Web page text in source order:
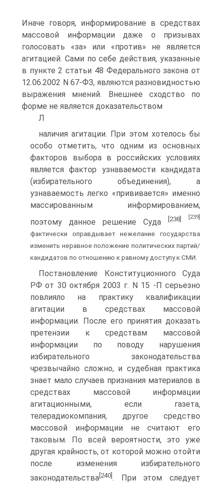
Иначе говоря, информирование в средствах
массовой информации даже о призывах
голосовать «за» или «против» не является
агитацией. Сами по себе действия, указанные
в пункте 2 статьи 48 Федерального закона от
12.06.2002 N 67-ФЗ, являются разновидностью
выражения мнений. Внешнее сходство по
форме не является доказательством
Л
наличия агитации. При этом хотелось бы
особо отметить, что одним из основных
факторов выбора в российских условиях
является фактор узнаваемости кандидата
(избирательного объединения), а
узнаваемость легко «прививается» именно
массированным информированием,
поэтому данное решение Суда
[238] [239]
фактически оправдывает нежелание государства
изменить неравное положение политических партий/
кандидатов по отношению к равному доступу к СМИ.
Постановление Конституционного Суда
РФ от 30 октября 2003 г. N 15 -П серьезно
повлияло на практику квалификации
агитации в средствах массовой
информации. После его принятия доказать
претензии к средствам массовой
информации по поводу нарушения
избирательного законодательства
чрезвычайно сложно, и судебная практика
знает мало случаев признания материалов в
средствах массовой информации
агитационными, если газета,
телерадиокомпания, другое средство
массовой информации не считают его
таковым. По всей вероятности, это уже
другая крайность, от которой можно отойти
после изменения избирательного
законодательства[240]. При этом следует